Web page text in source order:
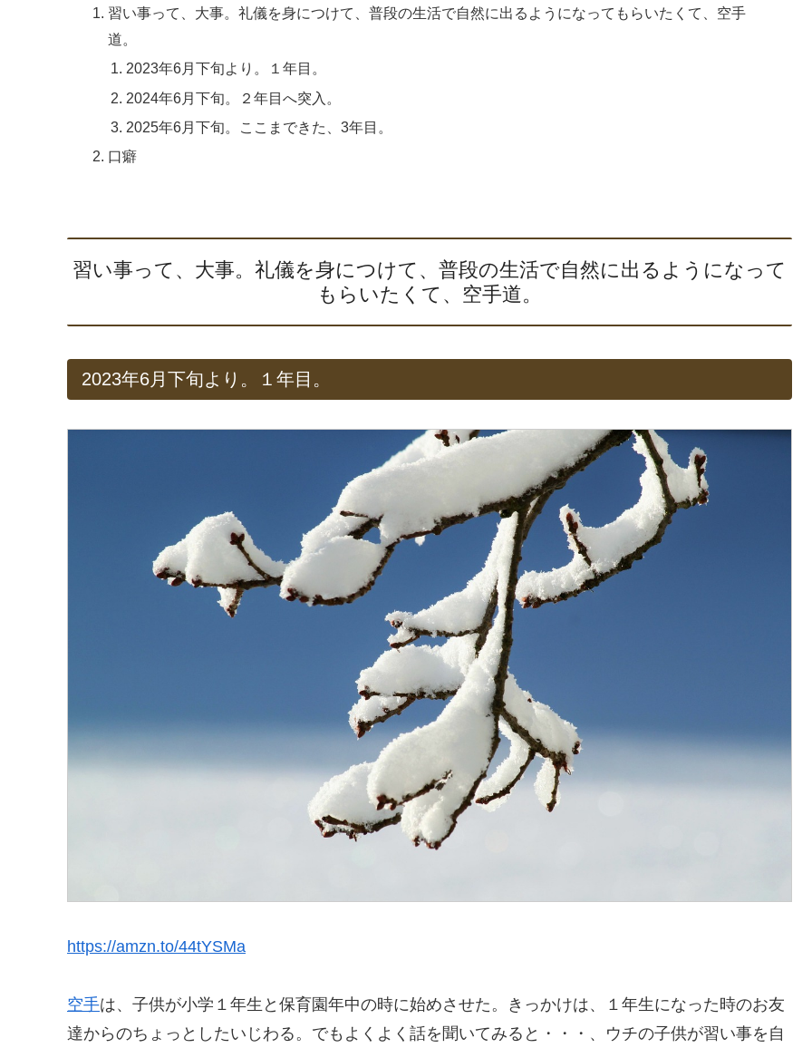
習い事って、大事。礼儀を身につけて、普段の生活で自然に出るようになってもらいたくて、空手
道。
2023年6月下旬より。１年目。
2024年6月下旬。２年目へ突入。
2025年6月下旬。ここまできた、3年目。
口癖
習い事って、大事。礼儀を身につけて、普段の生活で自然に出るようになって
もらいたくて、空手道。
2023年6月下旬より。１年目。
https://amzn.to/44tYSMa
空手は、子供が小学１年生と保育園年中の時に始めさせた。きっかけは、１年生になった時のお友
達からのちょっとしたいじわる。でもよくよく話を聞いてみると・・・、ウチの子供が習い事を自